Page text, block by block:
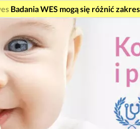
Badania WES mogą się różnić